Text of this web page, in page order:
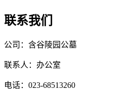
联系我们
公司：含谷陵园公墓
联系人：办公室
电话：023-68513260